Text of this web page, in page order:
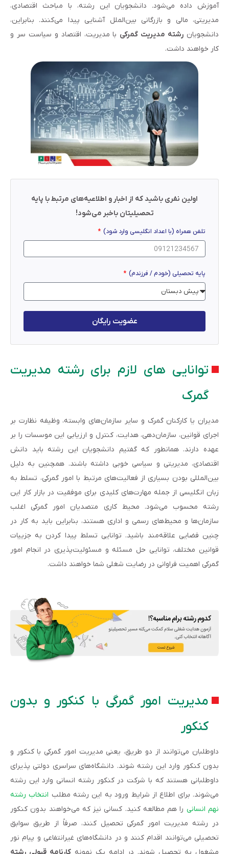
آموزش داده می‌شود. دانشجویان این رشته، با مباحث اقتصادی،
مدیریتی، مالی و بازرگانی بین‌الملل آشنایی پیدا می‌کنند. بنابراین،
دانشجویان رشته مدیریت گمرکی با مدیریت، اقتصاد و سیاست سر و
کار خواهند داشت.
اولین نفری باشید که از اخبار و اطلاعیه‌های مرتبط با پایه
تحصیلیتان باخبر می‌شود!
تلفن همراه (با اعداد انگلیسی وارد شود)
پایه تحصیلی (خودم / فرزندم)
عضویت رایگان
توانایی های لازم برای رشته مدیریت
گمرک
مدیران یا کارکنان گمرک و سایر سازمان‌های وابسته، وظیفه نظارت بر
اجرای قوانین، سازمان‌دهی، هدایت، کنترل و ارزیابی این موسسات را بر
عهده دارند. همانطور که گفتیم دانشجویان این رشته باید دانش
اقتصادی، مدیریتی و سیاسی خوبی داشته باشند. همچنین به دلیل
بین‌المللی بودن بسیاری از فعالیت‌های مرتبط با امور گمرکی، تسلط به
زبان انگلیسی از جمله مهارت‌های کلیدی برای موفقیت در بازار کار این
رشته محسوب می‌شود. محیط کاری متصدیان امور گمرکی اغلب
سازمان‌ها و محیط‌های رسمی و اداری هستند، بنابراین باید به کار در
چنین فضایی علاقه‌مند باشید. توانایی تسلط پیدا کردن به جزییات
قوانین مختلف، توانایی حل مسئله و مسئولیت‌پذیری در انجام امور
گمرکی اهمیت فراوانی در رضایت شغلی شما خواهند داشت.
مدیریت امور گمرگی با کنکور و بدون
کنکور
داوطلبان می‌توانند از دو طریق، یعنی مدیریت امور گمرکی با کنکور و
بدون کنکور وارد این رشته شوند. دانشگاه‌های سراسری دولتی پذیرای
داوطلبانی هستند که با شرکت در کنکور رشته انسانی وارد این رشته
می‌شوند. برای اطلاع از شرایط ورود به این رشته مطلب انتخاب رشته
نهم انسانی را هم مطالعه کنید. کسانی نیز که می‌خواهند بدون کنکور
در رشته مدیریت امور گمرکی تحصیل کنند، صرفاً از طریق سوابق
تحصیلی می‌توانند اقدام کنند و در دانشگاه‌های غیرانتفاعی و پیام نور
مشغول به تحصیل شوند. در ادامه یک نمونهکارنامه قبولی رشته